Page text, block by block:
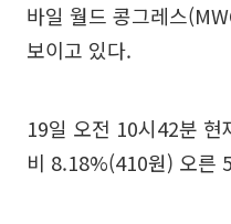
바일 월드 콩그레스
보이고 있다.
19일 오전 10시42분 현
비 8.18%(410원) 오른